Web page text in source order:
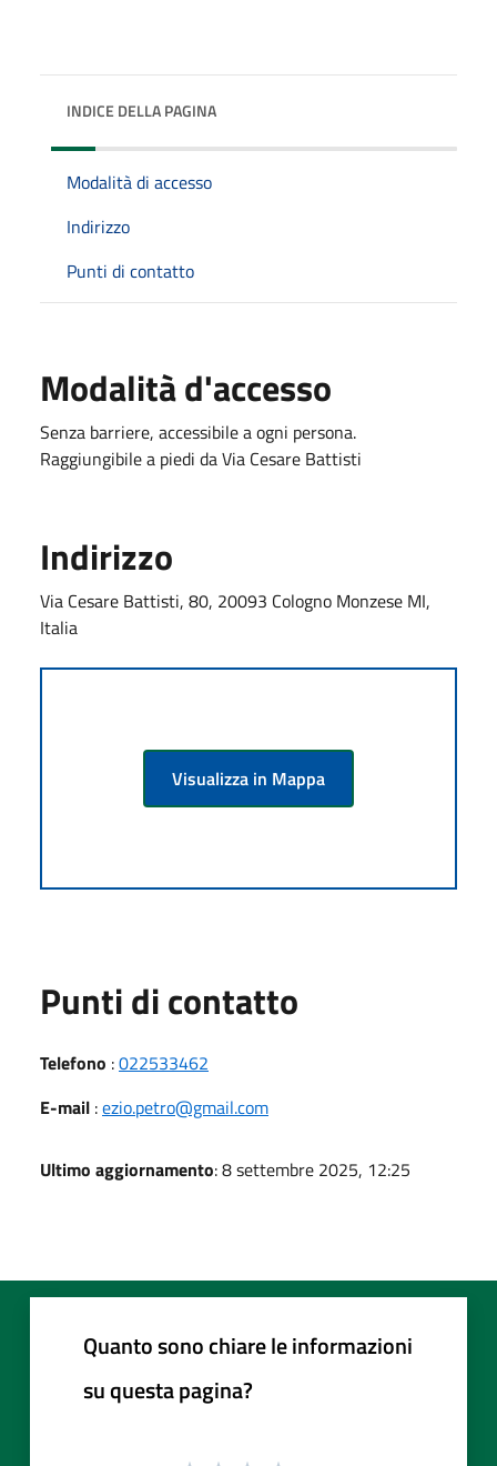
INDICE DELLA PAGINA
Modalità di accesso
Indirizzo
Punti di contatto
Modalità d'accesso
Senza barriere, accessibile a ogni persona.
Raggiungibile a piedi da Via Cesare Battisti
Indirizzo
Via Cesare Battisti, 80, 20093 Cologno Monzese MI,
Italia
Visualizza in Mappa
Punti di contatto
Telefono :022533462
E-mail :ezio.petro@gmail.com
Ultimo aggiornamento: 8 settembre 2025, 12:25
Quanto sono chiare le informazioni
su questa pagina?